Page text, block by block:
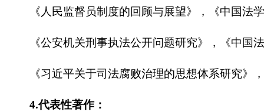
《人民监督员制度的回顾与展望》，《中国法
《公安机关刑事执法公开问题研究》，《中国
《习近平关于司法腐败治理的思想体系研究》
4.代表性著作：